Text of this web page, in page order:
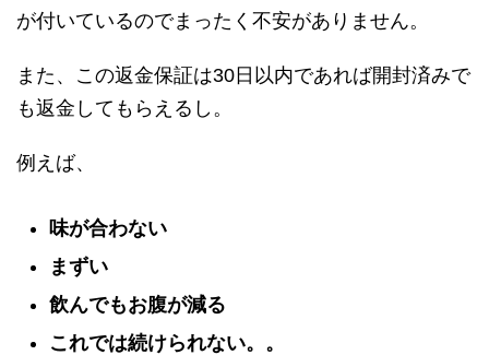
が付いているのでまったく不安がありません。
また、この返金保証は30日以内であれば開封済みで
も返金してもらえるし。
例えば、
味が合わない
まずい
飲んでもお腹が減る
これでは続けられない。。